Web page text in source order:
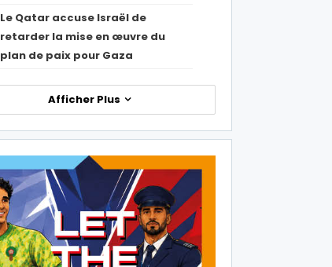
Le Qatar accuse Israël de
retarder la mise en œuvre du
plan de paix pour Gaza
Afficher Plus